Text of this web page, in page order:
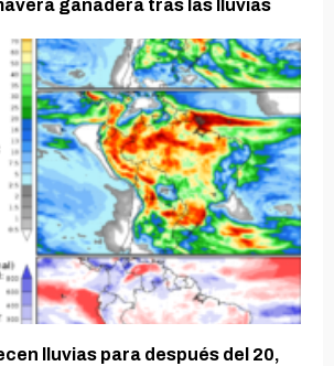
ganadera tras las lluvias
lluvias para después del 20,